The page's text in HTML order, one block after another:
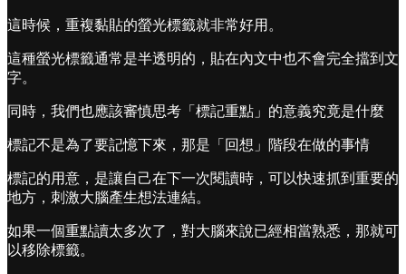
這時候，重複黏貼的螢光標籤就非常好用。
這種螢光標籤通常是半透明的，貼在內文中也不會完全擋到文
字。
同時，我們也應該審慎思考「標記重點」的意義究竟是什麼
標記不是為了要記憶下來，那是「回想」階段在做的事情
標記的用意，是讓自己在下一次閱讀時，可以快速抓到重要的
地方，刺激大腦產生想法連結。
如果一個重點讀太多次了，對大腦來說已經相當熟悉，那就可
以移除標籤。